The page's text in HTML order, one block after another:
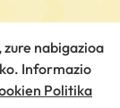
nabigazioa
Informazio
Politika